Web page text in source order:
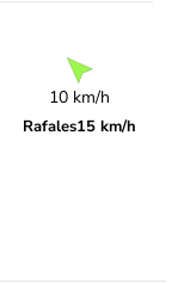
10 km/h
Rafales15 km/h